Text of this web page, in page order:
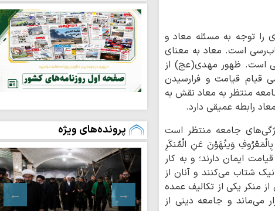
را توجه به مسئله معاد و
است. معاد به معنای
است. ظهور مهدی(عج) از
قیام قیامت و فرارسیدن
منتظر به معاد نقش به
رابطه عمیقی دارد.
جامعه منتظر است
بِالْمَعْرُوفِ وَینْهَوْنَ عَنِ الْمُنکَرِ
ایمان دارند؛ و به کار
نیک شتاب می‌کنند و آنان از
و نهی از منکر یکی از تکالیف عمده
می‌ماند و جامعه دینی از
دلار صهیونیسم پیشی می‌گیرد
خبرنگار متعهد، راوی امین حقیقت است /
«خبرگزاری حوزه» پل ارتباطی میان…
خانواده شهدا همواره پشتیبان نظام
وانقلاب بوده اند
خبرگزاری حوزه پل ارتباطی حوزه و جامعه
است
اسلام مکتب انسانیت‌دوستی است نه
مکتب انسان‌دوستی
چرا نهضت مشروطه سرانجام نافرجامی
پرونده‌های ویژه